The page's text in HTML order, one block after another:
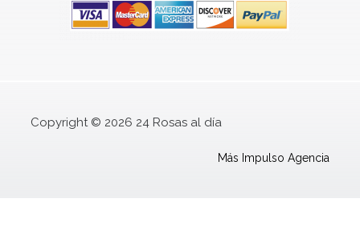
Copyright © 2026 24 Rosas al día
Más Impulso Agencia